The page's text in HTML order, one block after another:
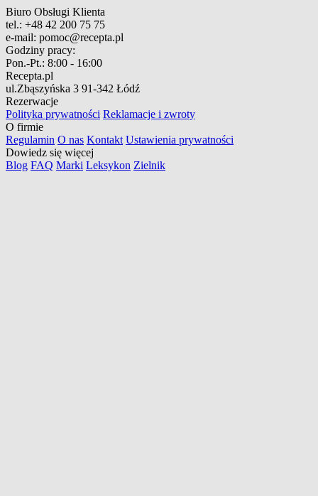
Biuro Obsługi Klienta
tel.: +48 42 200 75 75
e-mail: pomoc@recepta.pl
Godziny pracy:
Pon.-Pt.: 8:00 - 16:00
Recepta.pl
ul.Zbąszyńska 3 91-342 Łódź
Rezerwacje
Polityka prywatności Reklamacje i zwroty
O firmie
Regulamin O nas Kontakt Ustawienia prywatności
Dowiedz się więcej
Blog FAQ Marki Leksykon Zielnik